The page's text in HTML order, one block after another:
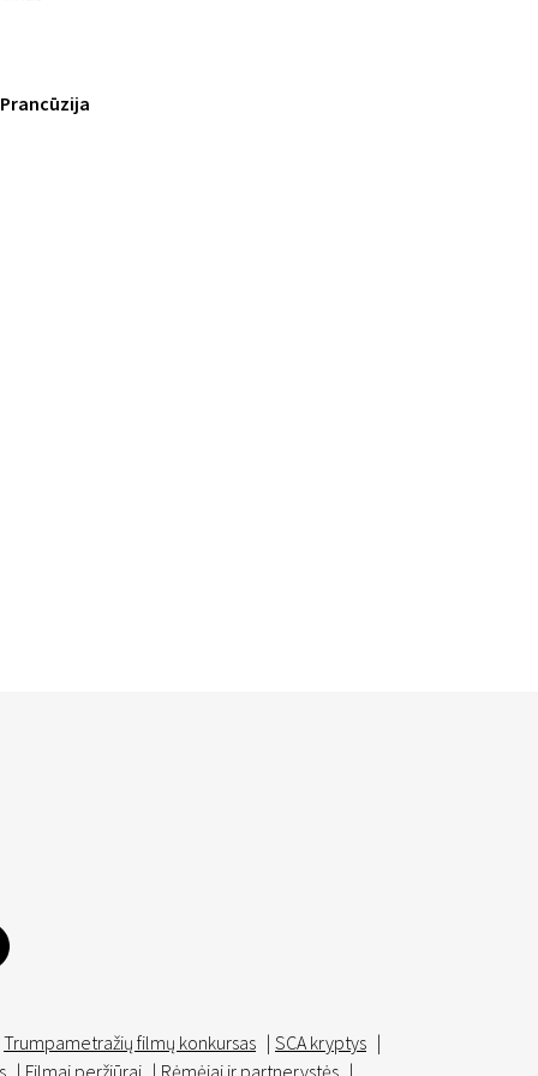
Trumpametražių filmų konkursas | SCA kryptys |
| Filmai peržiūrai | Rėmėjai ir partnerystės |